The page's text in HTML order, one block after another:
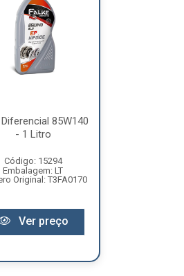
85W140
- 1 Litro
Código: 15294
Embalagem: LT
Original: T3FA0170
Ver preço